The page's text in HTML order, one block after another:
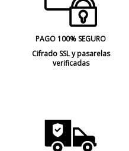
Tipo de Lámpara
Etiqueta Energética
PAGO 100% SEGURO
Cifrado SSL y pasarelas
verificadas